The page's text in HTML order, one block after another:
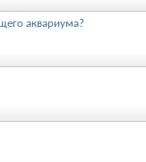
аквариума?